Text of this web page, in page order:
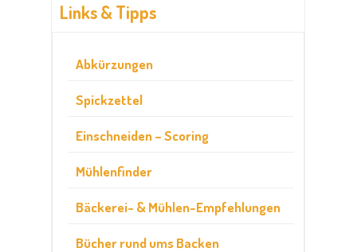
Links & Tipps
Abkürzungen
Spickzettel
Einschneiden – Scoring
Mühlenfinder
Bäckerei- & Mühlen-Empfehlungen
Bücher rund ums Backen